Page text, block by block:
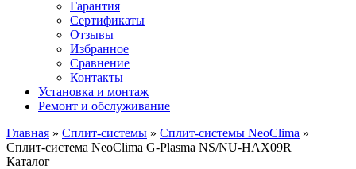
Гарантия
Сертификаты
Отзывы
Избранное
Сравнение
Контакты
Установка и монтаж
Ремонт и обслуживание
Главная » Сплит-системы » Сплит-системы NeoClima »
Cплит-система NeoClima G-Plasma NS/NU-HAX09R
Каталог